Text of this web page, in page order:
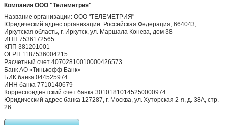
Компания ООО "Телеметрия"
Название организации: ООО "ТЕЛЕМЕТРИЯ"
Юридический адрес организации: Российская Федерация, 664043,
Иркутская область, г. Иркутск, ул. Маршала Конева, дом 38
ИНН 7536172565
КПП 381201001
ОГРН 1187536004215
Расчетный счет 40702810010000426573
Банк АО «Тинькофф Банк»
БИК банка 044525974
ИНН банка 7710140679
Корреспондентский счет банка 30101810145250000974
Юридический адрес банка 127287, г. Москва, ул. Хуторская 2-я, д. 38А, стр.
26